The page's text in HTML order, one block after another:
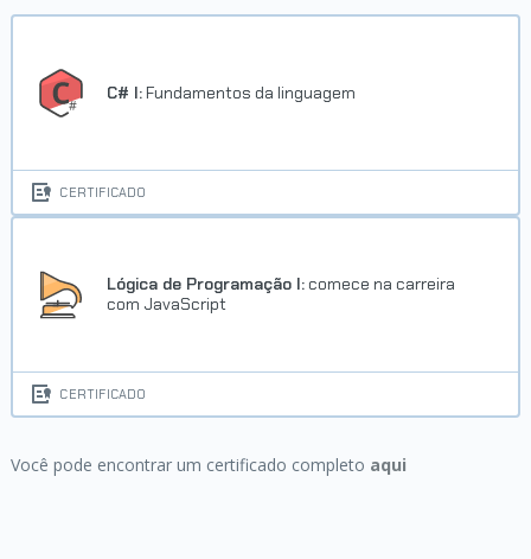
C# I: Fundamentos da linguagem
CERTIFICADO
Lógica de Programação I: comece na carreira
com JavaScript
CERTIFICADO
Você pode encontrar um certificado completo aqui